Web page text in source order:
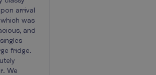
arrival
was
and
fridge.
We